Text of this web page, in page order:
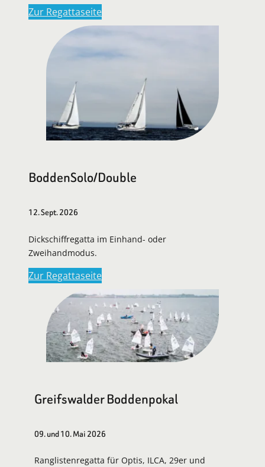
Zur Regattaseite
BoddenSolo/Double
12. Sept. 2026
Dickschiffregatta im Einhand- oder
Zweihandmodus.
Zur Regattaseite
Greifswalder Boddenpokal
09. und 10. Mai 2026
Ranglistenregatta für Optis, ILCA, 29er und